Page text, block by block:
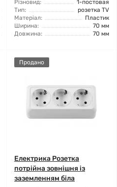
Різновид:
1-постовая
Тип:
розетка TV
Матеріал:
Пластик
Ширина:
70 мм
Довжина:
70 мм
Продано
Електрика Розетка
потрійна зовнішня із
заземленням біла